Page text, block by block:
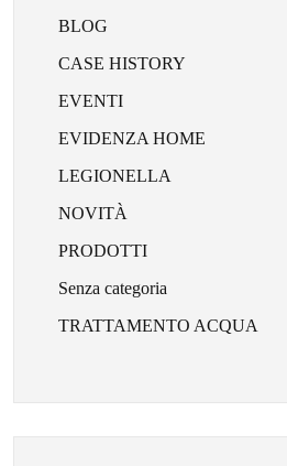
BLOG
CASE HISTORY
EVENTI
EVIDENZA HOME
LEGIONELLA
NOVITÀ
PRODOTTI
Senza categoria
TRATTAMENTO ACQUA